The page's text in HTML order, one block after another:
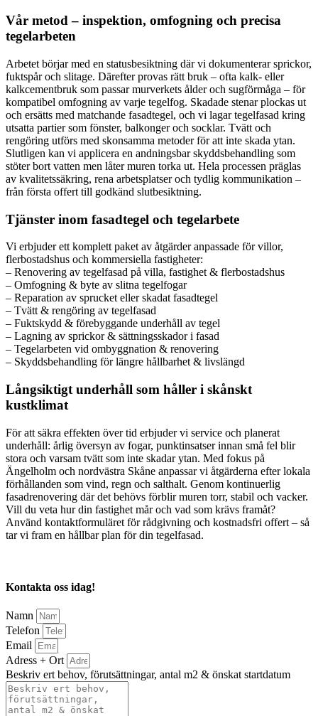
Vår metod – inspektion, omfogning och precisa
tegelarbeten
Arbetet börjar med en statusbesiktning där vi dokumenterar sprickor,
fuktspår och slitage. Därefter provas rätt bruk – ofta kalk- eller
kalkcementbruk som passar murverkets ålder och sugförmåga – för
kompatibel omfogning av varje tegelfog. Skadade stenar plockas ut
och ersätts med matchande fasadtegel, och vi lagar tegelfasad kring
utsatta partier som fönster, balkonger och socklar. Tvätt och
rengöring utförs med skonsamma metoder för att inte skada ytan.
Slutligen kan vi applicera en andningsbar skyddsbehandling som
stöter bort vatten men låter muren torka ut. Hela processen präglas
av kvalitetssäkring, rena arbetsplatser och tydlig kommunikation –
från första offert till godkänd slutbesiktning.
Tjänster inom fasadtegel och tegelarbete
Vi erbjuder ett komplett paket av åtgärder anpassade för villor,
flerbostadshus och kommersiella fastigheter:
– Renovering av tegelfasad på villa, fastighet & flerbostadshus
– Omfogning & byte av slitna tegelfogar
– Reparation av sprucket eller skadat fasadtegel
– Tvätt & rengöring av tegelfasad
– Fuktskydd & förebyggande underhåll av tegel
– Lagning av sprickor & sättningsskador i fasad
– Tegelarbeten vid ombyggnation & renovering
– Skyddsbehandling för längre hållbarhet & livslängd
Långsiktigt underhåll som håller i skånskt
kustklimat
För att säkra effekten över tid erbjuder vi service och planerat
underhåll: årlig översyn av fogar, punktinsatser innan små fel blir
stora och varsam tvätt som inte skadar ytan. Med fokus på
Ängelholm och nordvästra Skåne anpassar vi åtgärderna efter lokala
förhållanden som vind, regn och salthalt. Genom kontinuerlig
fasadrenovering där det behövs förblir muren torr, stabil och vacker.
Vill du veta hur din fastighet mår och vad som krävs framåt?
Använd kontaktformuläret för rådgivning och kostnadsfri offert – så
tar vi fram en hållbar plan för din tegelfasad.
Kontakta oss idag!
Namn
Telefon
Email
Adress + Ort
Beskriv ert behov, förutsättningar, antal m2 & önskat startdatum